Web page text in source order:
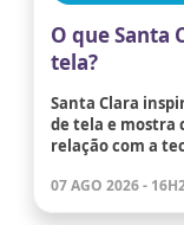
O que Santa
tela?
Santa Clara
de tela e mostra
relação com a
07 AGO 2026 -